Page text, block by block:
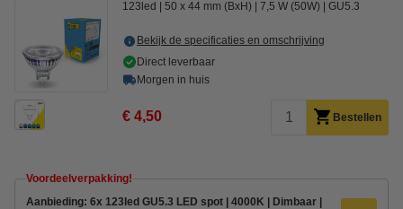
123led 50 x 44 mm (BxH) 7,5 W (50W) GU5.3
Bekijk de specificaties en omschrijving
Direct leverbaar
Morgen in huis
€ 4,50 Bestellen
Voordeelverpakking!
Aanbieding: 6x 123led GU5.3 LED spot | 4000K | Dimbaar |